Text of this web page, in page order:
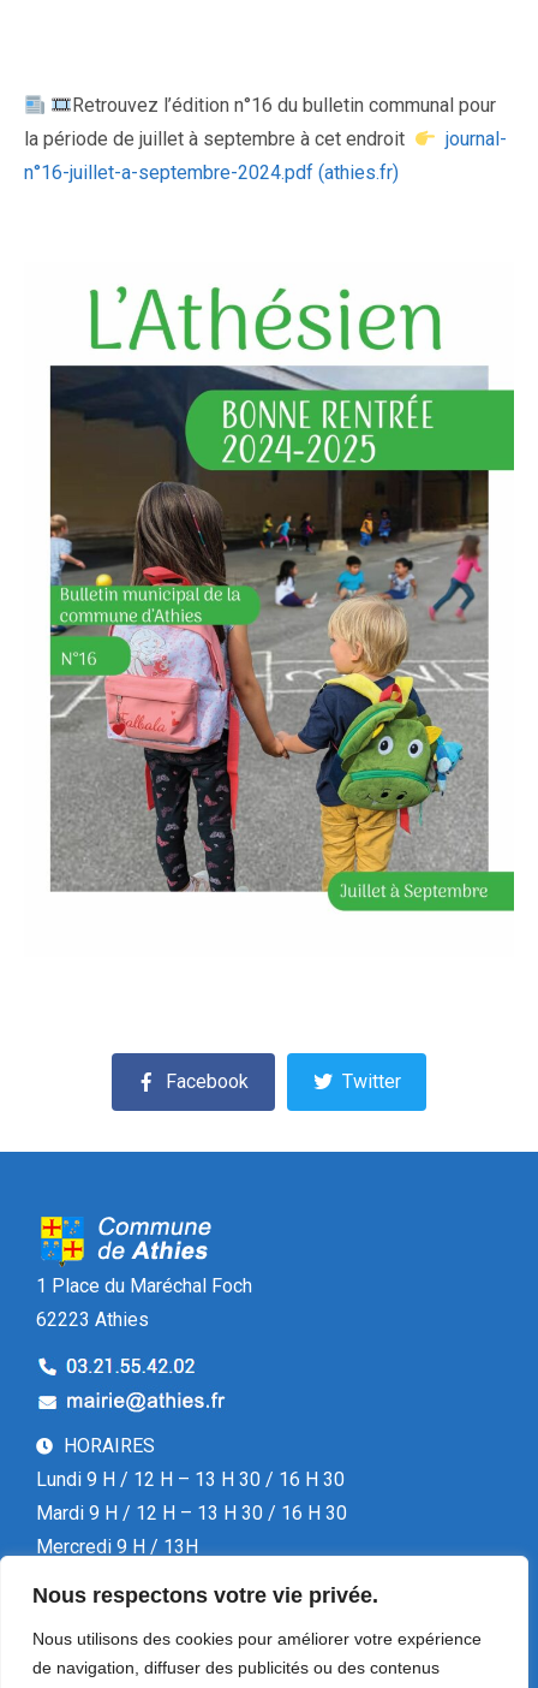
Nous respectons votre vie privée.
Nous utilisons des cookies pour améliorer votre expérience
de navigation, diffuser des publicités ou des contenus
Retrouvez l’édition n°16 du bulletin communal pour
la période de juillet à septembre à cet endroit
journal-
n°16-juillet-a-septembre-2024.pdf (athies.fr)
Facebook Twitter
1 Place du Maréchal Foch
62223 Athies
HORAIRES
Lundi 9 H / 12 H – 13 H 30 / 16 H 30
Mardi 9 H / 12 H – 13 H 30 / 16 H 30
Mercredi 9 H / 13H
Vendredi 13 H 30 / 16 H 30